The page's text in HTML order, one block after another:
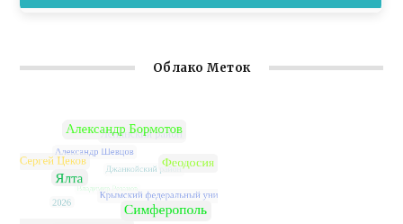
Облако Меток